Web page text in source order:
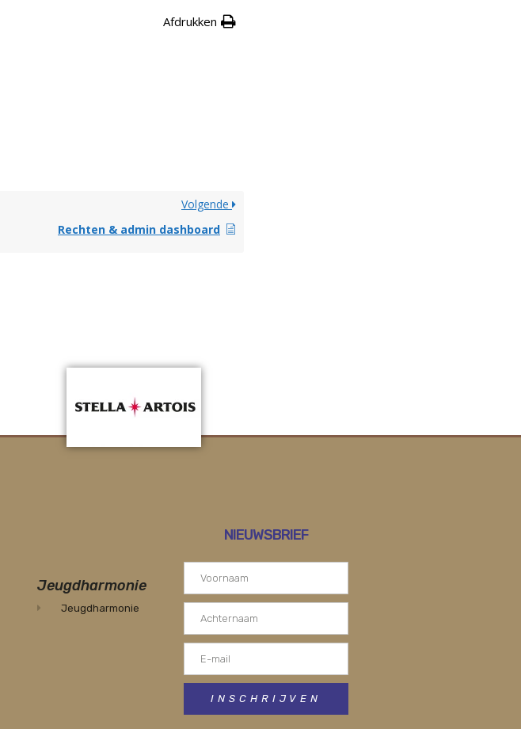
Afdrukken
Volgende
Rechten & admin dashboard
Jeugdharmonie
Jeugdharmonie
NIEUWSBRIEF
INSCHRIJVEN